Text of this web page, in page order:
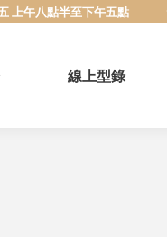
上午八點半至下午五點
線上型錄